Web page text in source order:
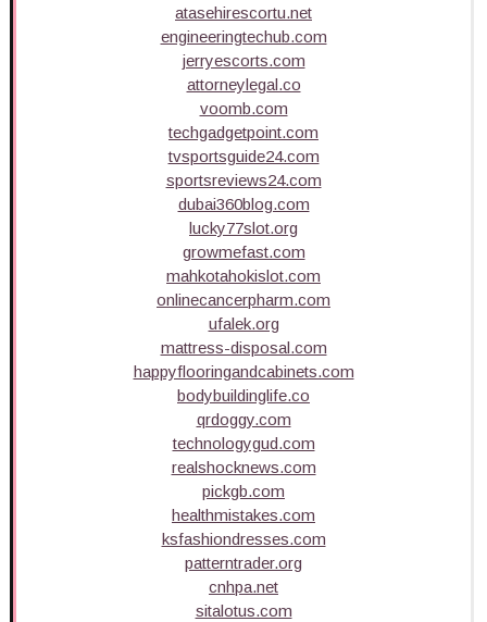
atasehirescortu.net
engineeringtechub.com
jerryescorts.com
attorneylegal.co
voomb.com
techgadgetpoint.com
tvsportsguide24.com
sportsreviews24.com
dubai360blog.com
lucky77slot.org
growmefast.com
mahkotahokislot.com
onlinecancerpharm.com
ufalek.org
mattress-disposal.com
happyflooringandcabinets.com
bodybuildinglife.co
qrdoggy.com
technologygud.com
realshocknews.com
pickgb.com
healthmistakes.com
ksfashiondresses.com
patterntrader.org
cnhpa.net
sitalotus.com